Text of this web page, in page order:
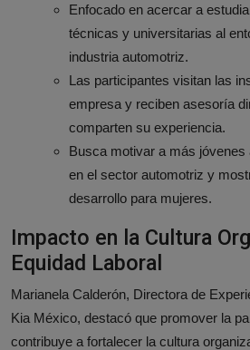
Enfocado en acercar a
técnicas y universitarias al
industria automotriz.
Las participantes visitan las
empresa y reciben asesoría
comparten su experiencia.
Busca motivar a más
en el sector automotriz y
desarrollo para mujeres.
Impacto en la Cultura
Equidad Laboral
Marianela Calderón, Directora de
Kia México, destacó que promover la
contribuye a fortalecer la cultura